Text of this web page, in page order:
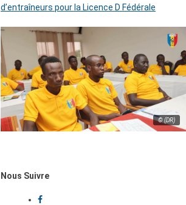
d’entraîneurs pour la Licence D Fédérale
© (DR)
Nous Suivre